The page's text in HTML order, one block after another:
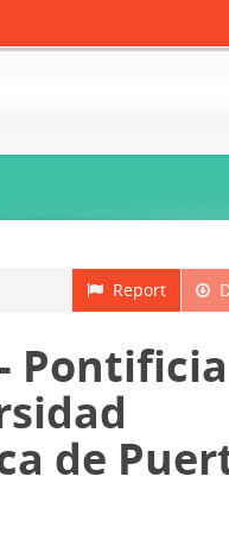
Report
Pontificia
de